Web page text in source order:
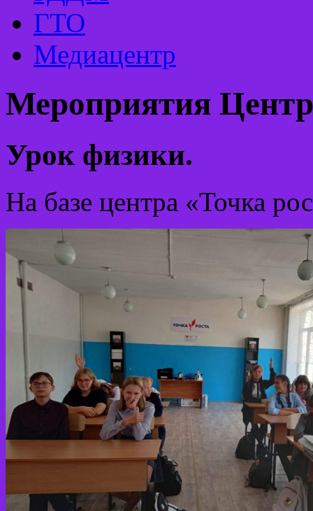
ГТО
Медиацентр
Мероприятия
Урок физики.
На базе центра «Точка